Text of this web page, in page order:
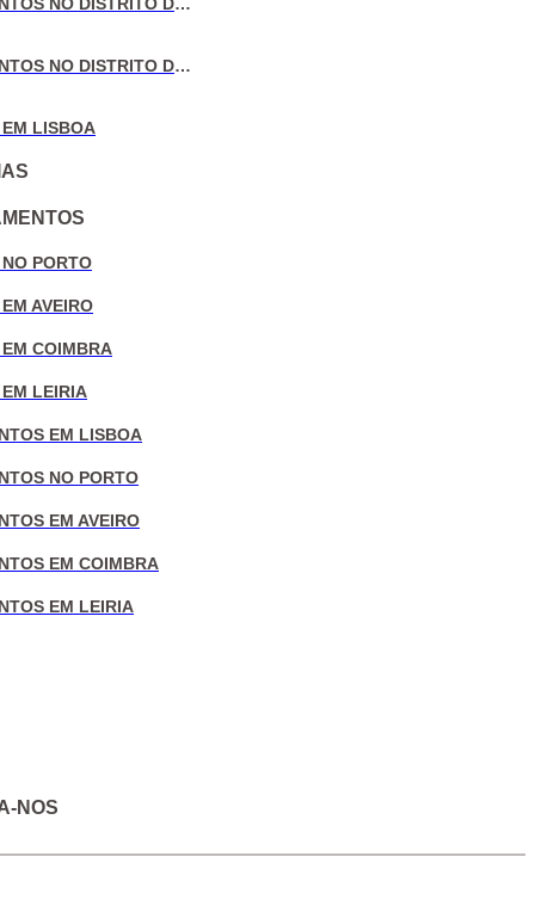
VENDA DE APARTAMENTOS NO DISTRITO DE COIMBRA
VENDA DE APARTAMENTOS NO DISTRITO DE LEIRIA
LISBOA
PORTO
AVEIRO
COIMBRA
LEIRIA
EM LISBOA
NO PORTO
EM AVEIRO
EM COIMBRA
EM LEIRIA
NOS